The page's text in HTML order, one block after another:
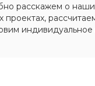
расскажем о
проектах,